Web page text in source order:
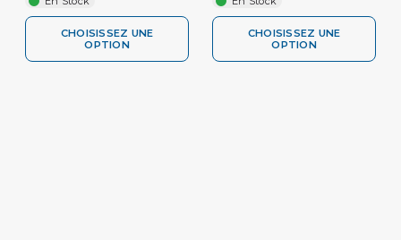
CHOISISSEZ UNE
OPTION
CHOISISSEZ UNE
OPTION